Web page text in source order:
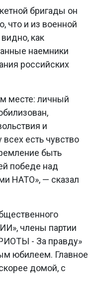
бригады он
что и из военной
как
наемники
российских
месте: личный
и
есть чувство
быть
победе над
НАТО», — сказал
члены партии
- За правду»
юбилеем. Главное
домой, с